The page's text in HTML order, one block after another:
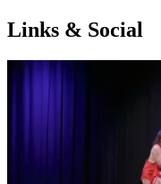
Links & Social